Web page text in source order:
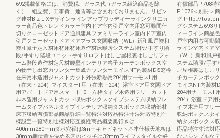
692掲載価格には、消費税、ガラス代（ガラス組込商品を除
く）、組立費、工事費、運賃等は含まれておりません。リビン
グ建材Biz-LIXデザインラインアップウッディーラインクリエカ
ラー商品色トレンドカラー室内ドア室内引戸室内用窓可動間仕
切りクローゼットドア通風建具ファミリーライン室内ドア室内
引戸クローゼットドアドアプラス玄関収納（WL）新和風戸襖和
襖和障子定尺材床材床材床造作材床暖房システム階段/手すり階
段/手すり階段ユニット手すりロフトはしご屋根裏はしごリフォ
ーム階段造作材定尺材腰壁インテリア格子カーテンボックス室
内物干し出窓カウンター集成カウンターモイスNT内装材DS窓枠
在来用木造用ジャストカット外張断熱用204用サーモスⅡ用
（在来・204）マイスターⅡ用（在来・204）浴室ドア用玄関ドア
用アパートドア用スマート10一方枠タイプ木造用フリーカット
非木造用ジャストカット収納ボックスタイプシステム収納フレ
ームタイプパネルタイプインテリア収納タスボックス収納部材
床下収納有償部品商品詳細一覧特注対応品特注寸法対応特別仕
様設定一覧特別仕様対応互換性商品概要奥行きは
400mm280mmダボ穴径は3mmキャビネット基本仕様天地板は
30mm棚位置を決める穴のピッチは32mmライフスタイルや好
有償部品P.708特
P.1076＜別冊＞
グ!!http://
グシステム693
ィーライン商品
戸室内用窓可動
ライン室内ドア
（WL）新和風
ステム階段/手す
ご屋根裏はしご
子カーテンボッ
モイスNT内装材
204用サーモスⅡ
204）浴室ドア
イプ木造用フリ
収納ボックスタ
納タスボックス
応品特注寸法対
ないシンプルな